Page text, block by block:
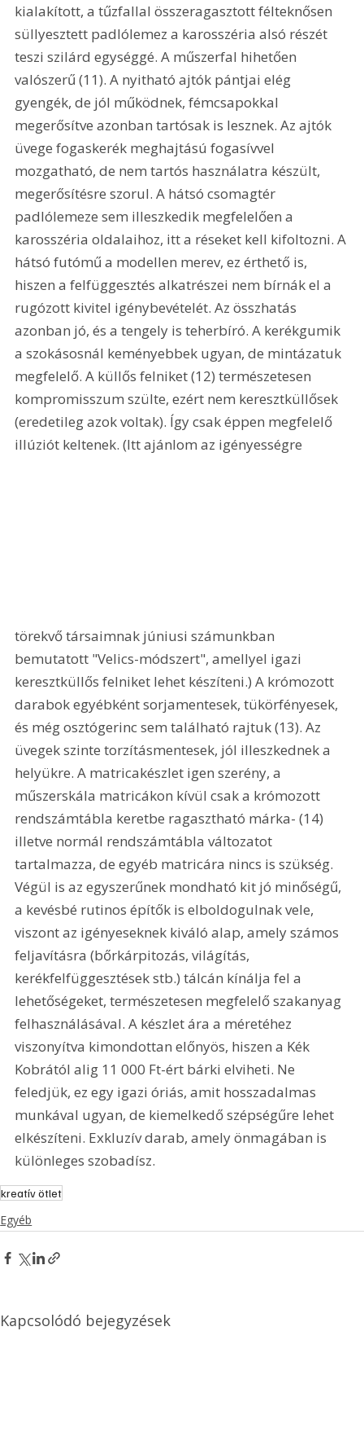
kialakított, a tűzfallal összeragasztott félteknősen
süllyesztett padlólemez a karosszéria alsó részét
teszi szilárd egységgé. A műszerfal hihetően
valószerű (11). A nyitható ajtók pántjai elég
gyengék, de jól működnek, fémcsapokkal
megerősítve azonban tartósak is lesznek. Az ajtók
üvege fogaskerék meghajtású fogasívvel
mozgatható, de nem tartós használatra készült,
megerősítésre szorul. A hátsó csomagtér
padlólemeze sem illeszkedik megfelelően a
karosszéria oldalaihoz, itt a réseket kell kifoltozni. A
hátsó futómű a modellen merev, ez érthető is,
hiszen a felfüggesztés alkatrészei nem bírnák el a
rugózott kivitel igénybevételét. Az összhatás
azonban jó, és a tengely is teherbíró. A kerékgumik
a szokásosnál keményebbek ugyan, de mintázatuk
megfelelő. A küllős felniket (12) természetesen
kompromisszum szülte, ezért nem keresztküllősek
(eredetileg azok voltak). Így csak éppen megfelelő
illúziót keltenek. (Itt ajánlom az igényességre
törekvő társaimnak júniusi számunkban
bemutatott "Velics-módszert", amellyel igazi
keresztküllős felniket lehet készíteni.) A krómozott
darabok egyébként sorjamentesek, tükörfényesek,
és még osztógerinc sem található rajtuk (13). Az
üvegek szinte torzításmentesek, jól illeszkednek a
helyükre. A matricakészlet igen szerény, a
műszerskála matricákon kívül csak a krómozott
rendszámtábla keretbe ragasztható márka- (14)
illetve normál rendszámtábla változatot
tartalmazza, de egyéb matricára nincs is szükség.
Végül is az egyszerűnek mondható kit jó minőségű,
a kevésbé rutinos építők is elboldogulnak vele,
viszont az igényeseknek kiváló alap, amely számos
feljavításra (bőrkárpitozás, világítás,
kerékfelfüggesztések stb.) tálcán kínálja fel a
lehetőségeket, természetesen megfelelő szakanyag
felhasználásával. A készlet ára a méretéhez
viszonyítva kimondottan előnyös, hiszen a Kék
Kobrától alig 11 000 Ft-ért bárki elviheti. Ne
feledjük, ez egy igazi óriás, amit hosszadalmas
munkával ugyan, de kiemelkedő szépségűre lehet
elkészíteni. Exkluzív darab, amely önmagában is
különleges szobadísz.
kreatív ötlet
Egyéb
Kapcsolódó bejegyzések